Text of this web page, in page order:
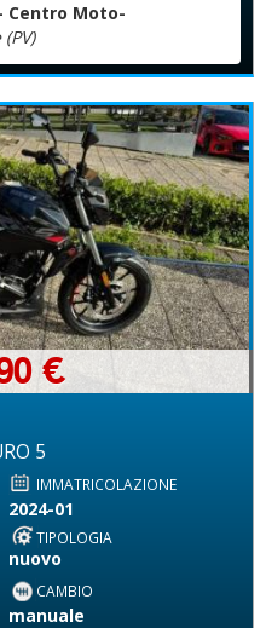
Centro Moto-
5
€
IMMATRICOLAZIONE
2024-01
TIPOLOGIA
nuovo
CAMBIO
manuale